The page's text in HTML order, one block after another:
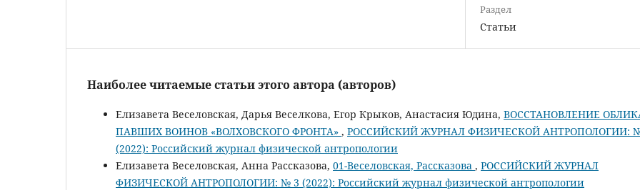
Раздел
Статьи
Наиболее читаемые статьи этого автора (авторов)
Елизавета Веселовская, Дарья Веселкова, Егор Крыков, Анастасия Юдина, ВОССТАНОВЛЕНИЕ
ПАВШИХ ВОИНОВ «ВОЛХОВСКОГО ФРОНТА» , РОССИЙСКИЙ ЖУРНАЛ ФИЗИЧЕСКОЙ АНТРОПОЛОГИИ:
(2022): Российский журнал физической антропологии
Елизавета Веселовская, Анна Рассказова, 01-Веселовская, Рассказова , РОССИЙСКИЙ ЖУРНАЛ
ФИЗИЧЕСКОЙ АНТРОПОЛОГИИ: № 3 (2022): Российский журнал физической антропологии